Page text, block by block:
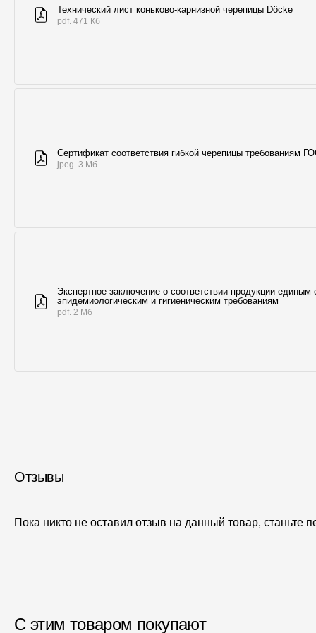
Технический лист коньково-карнизной черепицы Döcke
pdf. 471 Кб
Сертификат соответствия гибкой черепицы требованиям
jpeg. 3 Мб
Экспертное заключение о соответствии продукции единым
эпидемиологическим и гигиеническим требованиям
pdf. 2 Мб
Отзывы
Пока никто не оставил отзыв на данный товар, станьте
С этим товаром покупают